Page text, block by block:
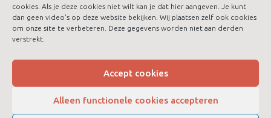
cookies. Als je deze cookies niet wilt kan je dat hier aangeven. Je kunt
dan geen video's op deze website bekijken. Wij plaatsen zelf ook cookies
om onze site te verbeteren. Deze gegevens worden niet aan derden
verstrekt.
Accept cookies
Alleen functionele cookies accepteren
aanmelden nieuwsbrief
disclaimer
privacybeleid